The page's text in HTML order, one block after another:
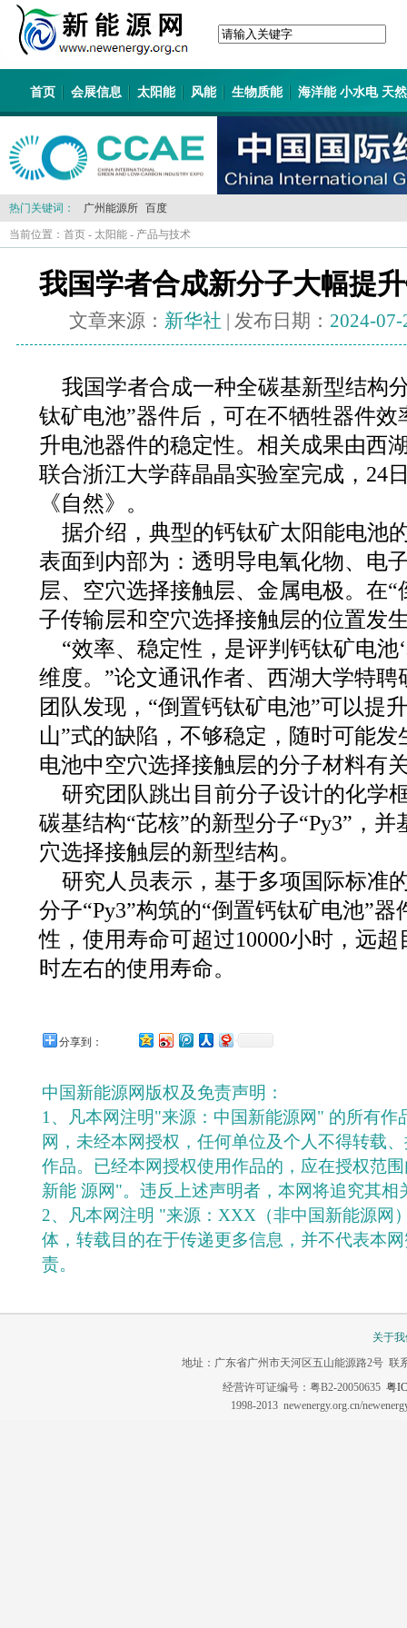
首页 会展信息 太阳能 风能 生物质能 海洋能 小水电 天
热门关键词： 广州能源所 百度
当前位置： 首页 - 太阳能 - 产品与技术
我国学者合成新分子大幅提
文章来源： 新华社 | 发布日期： 2024-07-
我国学者合成一种全碳基新型结构
钛矿电池”器件后，可在不牺牲器件
升电池器件的稳定性。相关成果由西
联合浙江大学薛晶晶实验室完成，24
《自然》。
据介绍，典型的钙钛矿太阳能电池
表面到内部为：透明导电氧化物、电
层、空穴选择接触层、金属电极。在
子传输层和空穴选择接触层的位置发
“效率、稳定性，是评判钙钛矿电池
维度。”论文通讯作者、西湖大学特
团队发现，“倒置钙钛矿电池”可以提
山”式的缺陷，不够稳定，随时可能发
电池中空穴选择接触层的分子材料有
研究团队跳出目前分子设计的化学
碳基结构“芘核”的新型分子“Py3”，
穴选择接触层的新型结构。
研究人员表示，基于多项国际标准
分子“Py3”构筑的“倒置钙钛矿电池”
性，使用寿命可超过10000小时，远
时左右的使用寿命。
分享到：
中国新能源网版权及免责声明：
1、凡本网注明"来源：中国新能源网" 的所有作
网，未经本网授权，任何单位及个人不得转载
作品。已经本网授权使用作品的，应在授权范
新能 源网"。违反上述声明者，本网将追究其相
2、凡本网注明 "来源：XXX（非中国新能源网
体，转载目的在于传递更多信息，并不代表本
责。
关于
地址：广东省广州市天河区五山能源路2号 联
经营许可证编号：粤B2-20050635 粤
1998-2013 newenergy.org.cn/